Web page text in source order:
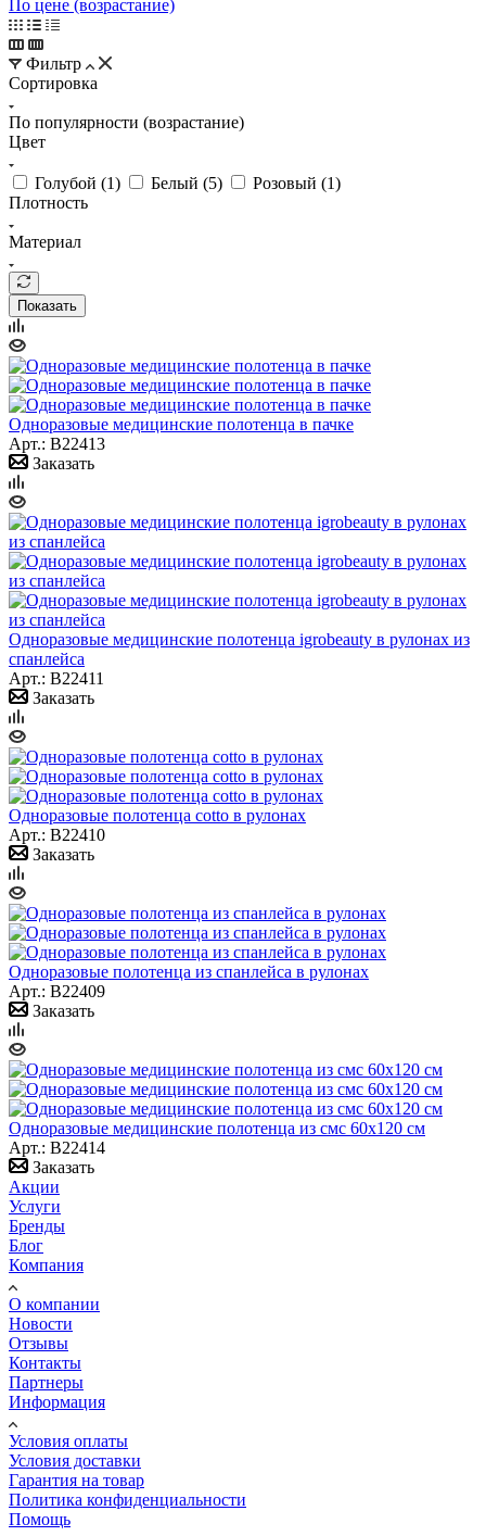
По цене (возрастание)
Фильтр
Сортировка
По популярности (возрастание)
Цвет
Голубой (1) Белый (5) Розовый (1)
Плотность
Материал
Показать
Одноразовые медицинские полотенца в пачке
Арт.: B22413
Заказать
Одноразовые медицинские полотенца igrobeauty в рулонах из
спанлейса
Арт.: B22411
Заказать
Одноразовые полотенца cotto в рулонах
Арт.: B22410
Заказать
Одноразовые полотенца из спанлейса в рулонах
Арт.: B22409
Заказать
Одноразовые медицинские полотенца из смс 60x120 см
Арт.: B22414
Заказать
Акции
Услуги
Бренды
Блог
Компания
О компании
Новости
Отзывы
Контакты
Партнеры
Информация
Условия оплаты
Условия доставки
Гарантия на товар
Политика конфиденциальности
Помощь